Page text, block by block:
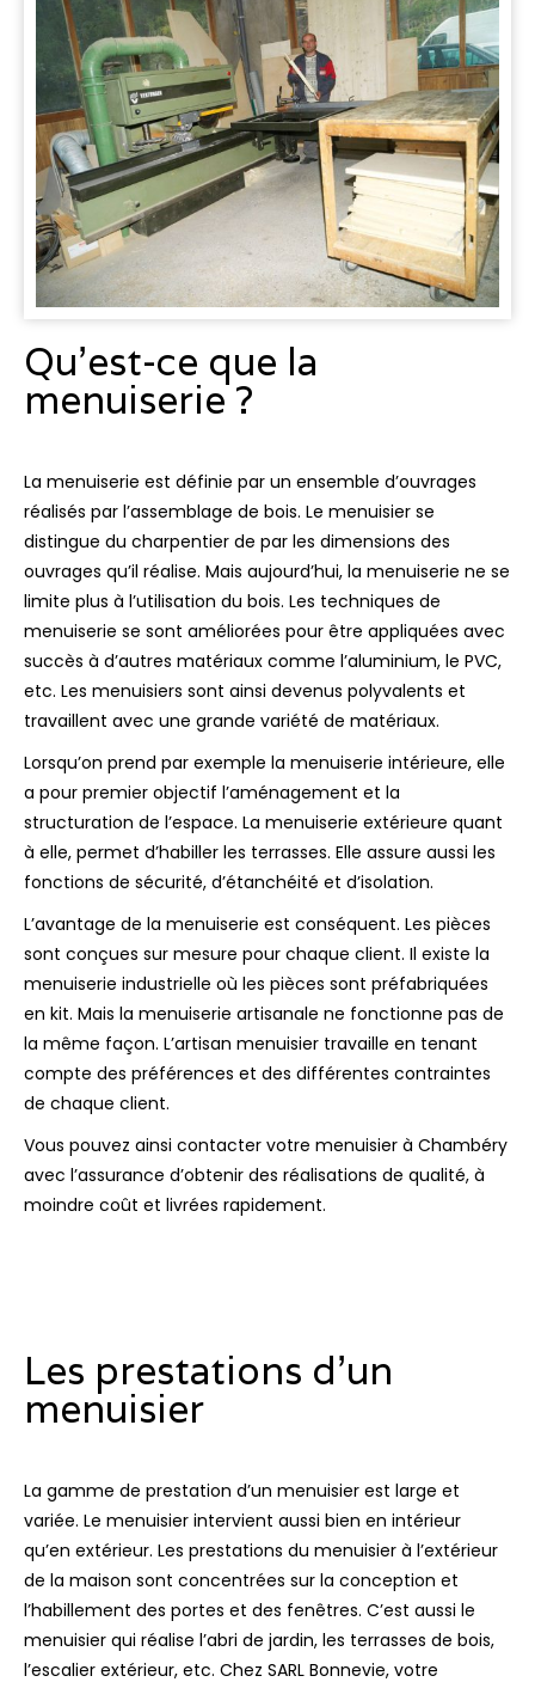
Qu’est-ce que la
menuiserie ?
La menuiserie est définie par un ensemble d’ouvrages
réalisés par l’assemblage de bois. Le menuisier se
distingue du charpentier de par les dimensions des
ouvrages qu’il réalise. Mais aujourd’hui, la menuiserie ne se
limite plus à l’utilisation du bois. Les techniques de
menuiserie se sont améliorées pour être appliquées avec
succès à d’autres matériaux comme l’aluminium, le PVC,
etc. Les menuisiers sont ainsi devenus polyvalents et
travaillent avec une grande variété de matériaux.
Lorsqu’on prend par exemple la menuiserie intérieure, elle
a pour premier objectif l’aménagement et la
structuration de l’espace. La menuiserie extérieure quant
à elle, permet d’habiller les terrasses. Elle assure aussi les
fonctions de sécurité, d’étanchéité et d’isolation.
L’avantage de la menuiserie est conséquent. Les pièces
sont conçues sur mesure pour chaque client. Il existe la
menuiserie industrielle où les pièces sont préfabriquées
en kit. Mais la menuiserie artisanale ne fonctionne pas de
la même façon. L’artisan menuisier travaille en tenant
compte des préférences et des différentes contraintes
de chaque client.
Vous pouvez ainsi contacter votre menuisier à Chambéry
avec l’assurance d’obtenir des réalisations de qualité, à
moindre coût et livrées rapidement.
Les prestations d’un
menuisier
La gamme de prestation d’un menuisier est large et
variée. Le menuisier intervient aussi bien en intérieur
qu’en extérieur. Les prestations du menuisier à l’extérieur
de la maison sont concentrées sur la conception et
l’habillement des portes et des fenêtres. C’est aussi le
menuisier qui réalise l’abri de jardin, les terrasses de bois,
l’escalier extérieur, etc. Chez SARL Bonnevie, votre